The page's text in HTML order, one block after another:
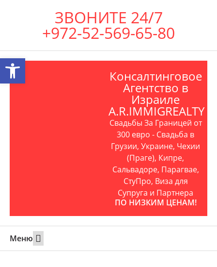
ЗВОНИТЕ 24/7
+972-52-569-65-80
Консалтинговое
Агентство в
Израиле
A.R.IMMIGREALTY
Свадьбы За Границей от
300 евро - Свадьба в
Грузии, Украине, Чехии
(Праге), Кипре,
Сальвадоре, Парагвае,
СтуПро, Виза для
Супруга и Партнера
ПО НИЗКИМ ЦЕНАМ!
Меню
Открыть панель инструментов